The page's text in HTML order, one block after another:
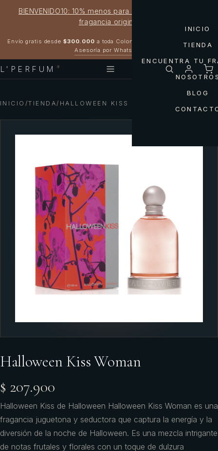
BIENVENIDO10: 10% menos para estrenar tu próxima
fragancia original
Envío gratis desde $300.000 a toda Colombia
Asesoría por WhatsApp
L'PERFUM ®
INICIO
TIENDA
ENCUENTRA TU
BLOG
INICIO /TIENDA/ HALLOWEEN KISS WOMAN
Halloween Kiss Woman
$ 207.900
Halloween Kiss de Halloween Halloween Kiss Woman es una
fragancia juguetona y seductora que captura la energía y la
diversión de la noche de Halloween. Es una mezcla intrigante
de notas frutales y florales con un toque de dulzura